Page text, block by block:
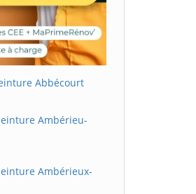
Abbécourt
Ambérieu-
Ambérieux-